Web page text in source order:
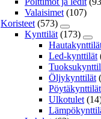
Valaisimet (107)
Koristeet (573)
Kynttilät (173)
Led-kynttilät
Öljykynttilät
Pöytäkynttilät
Ulkotulet